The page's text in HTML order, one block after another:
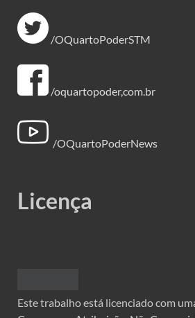
/OQuartoPoderSTM
/oquartopoder,com.br
/OQuartoPoderNews
Licença
Este trabalho está licenciado com